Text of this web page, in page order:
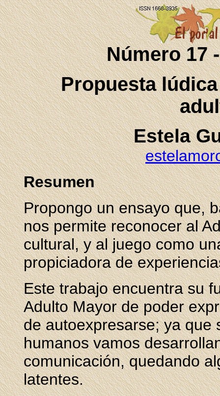
Número 17
Propuesta
Estela
Resumen
Propongo un ensayo que,
nos permite reconocer al
cultural, y al juego como
propiciadora de
Este trabajo encuentra su
Adulto Mayor de poder
de autoexpresarse; ya que
humanos vamos
comunicación, quedando
latentes.